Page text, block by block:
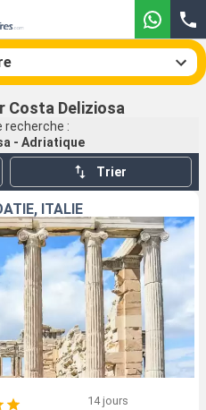
Compagnies
Costa Deliziosa
recherche :
- Adriatique
Trier
ITALIE
14 jours